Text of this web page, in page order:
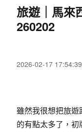
旅遊｜馬來
260202
雖然我很想把旅
的有點太多了，
發
2026-02-17 17:54:39